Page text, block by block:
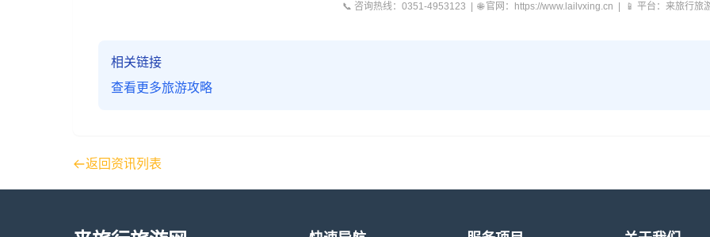
📞 咨询热线：0351-4953123 | 🌐 官网：https://www.lailvxing.cn | 📱 平台：来旅行旅
相关链接
查看更多旅游攻略
返回资讯列表